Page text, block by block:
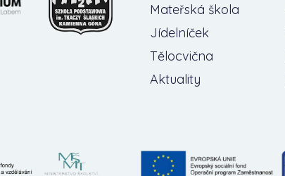
Mateřská škola
Jídelníček
Tělocvična
Aktuality